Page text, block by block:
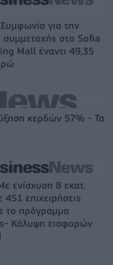
για την
στο Sofia
Mall έναντι 49,35
κερδών 57% - Τα
ενίσχυση 8 εκατ.
επιχειρήσεις
το πρόγραμμα
Κάλυψη εισφορών